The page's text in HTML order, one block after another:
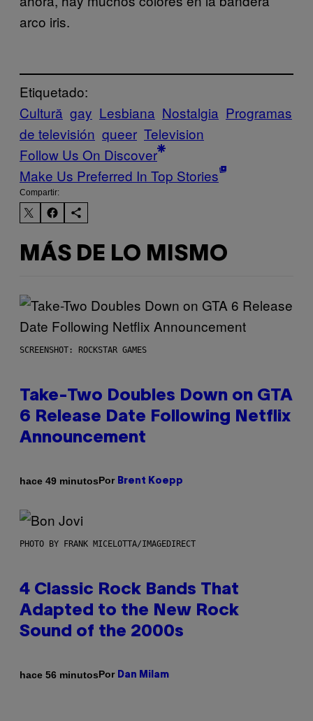
arco iris.
Etiquetado:
Cultură gay Lesbiana Nostalgia Programas
de televisión queer Television
Follow Us On Discover
Make Us Preferred In Top Stories
Compartir:
MÁS DE LO MISMO
SCREENSHOT: ROCKSTAR GAMES
Take-Two Doubles Down on GTA
6 Release Date Following Netflix
Announcement
hace 49 minutosPor Brent Koepp
PHOTO BY FRANK MICELOTTA/IMAGEDIRECT
4 Classic Rock Bands That
Adapted to the New Rock
Sound of the 2000s
hace 56 minutosPor Dan Milam